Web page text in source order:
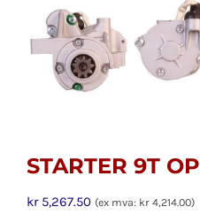
STARTER 9T
kr5,267.50 (ex mva: kr 4,214.00)